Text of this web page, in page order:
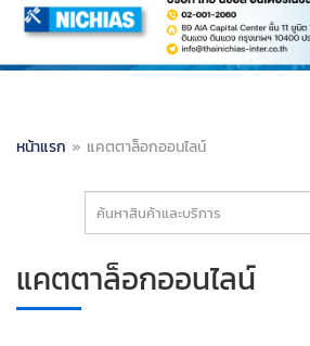
หน้าแรก » แคตตาล็อกออนไลน์
แคตตาล็อกออนไลน์